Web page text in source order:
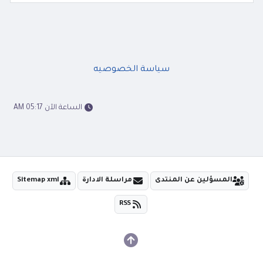
سياسة الخصوصيه
الساعة الآن 05:17 AM
المسؤلين عن المنتدى مراسلة الادارة Sitemap xml
RSS